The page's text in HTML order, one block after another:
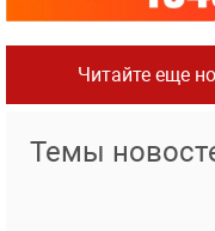
Читайте еще
Темы